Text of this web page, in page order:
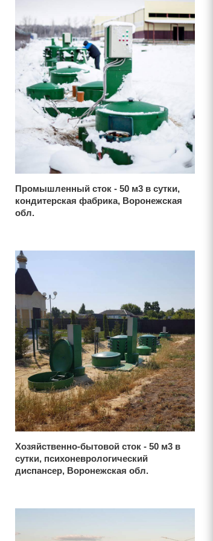
Промышленный сток - 50 м3 в сутки,
кондитерская фабрика, Воронежская
обл.
Хозяйственно-бытовой сток - 50 м3 в
сутки, психоневрологический
диспансер, Воронежская обл.